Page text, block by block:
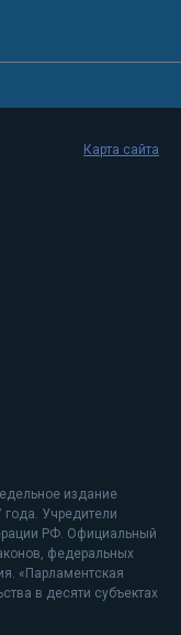
издание
Учредители
РФ. Официальный
федеральных
«Парламентская
в десяти субъектах
Карта сайта